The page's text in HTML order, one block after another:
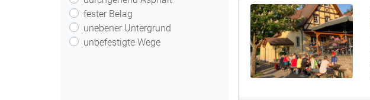
fester Belag
unebener Untergrund
unbefestigte Wege